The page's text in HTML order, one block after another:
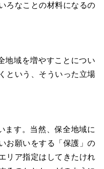
ろなことの材料になるの
地域を増やすことについ
という、そういった立場
ます。当然、保全地域に
お願いをする「保護」の
リア指定はしてきたけれ